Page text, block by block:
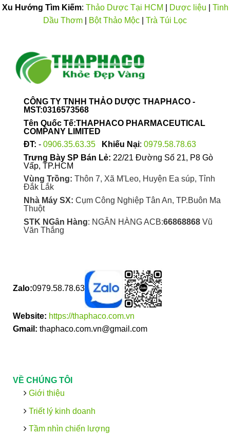
Xu Hướng Tìm Kiếm: Thảo Dược Tại HCM Dược liệu
Tinh
Dầu Thơm
Bột Thảo Mộc Trà Túi Lọc
CÔNG TY TNHH THẢO DƯỢC THAPHACO -
MST:0316573568
Tên Quốc Tế:THAPHACO PHARMACEUTICAL
COMPANY LIMITED
ĐT: - 0906.35.63.35 Khiếu Nại: 0979.58.78.63
Trưng Bày SP Bán Lẻ: 22/21 Đường Số 21, P8 Gò
Vấp, TP.HCM
Vùng Trồng: Thôn 7, Xã M'Leo, Huyện Ea súp, Tỉnh
Đắk Lắk
Nhà Máy SX: Cụm Công Nghiệp Tân An, TP.Buôn Ma
Thuột
STK NGân Hàng: NGÂN HÀNG ACB:66868868Vũ
Văn Thắng
Zalo:0979.58.78.63
Website: https://thaphaco.com.vn
Gmail: thaphaco.com.vn@gmail.com
VỀ CHÚNG TÔI
Giới thiệu
Triết lý kinh doanh
Tầm nhìn chiến lượng